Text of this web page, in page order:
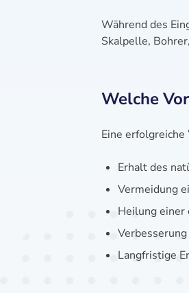
Während des
Skalpelle,
Welche
Eine
Erhalt des
Vermeidung
Heilung einer
Langfristige